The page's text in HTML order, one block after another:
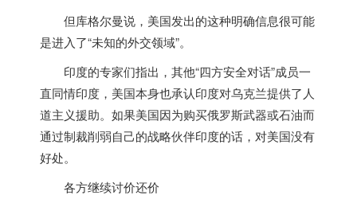
但库格尔曼说，美国发出的这种明确信息很可能
是进入了“未知的外交领域”。
印度的专家们指出，其他“四方安全对话”成员一
直同情印度 ，美国本身也承认印度对乌克兰提供了人
道主义援助。如果美国因为购买俄罗斯武器或石油而
通过制裁削弱自己的战略伙伴印度的话，对美国没有
好处。
各方继续讨价还价